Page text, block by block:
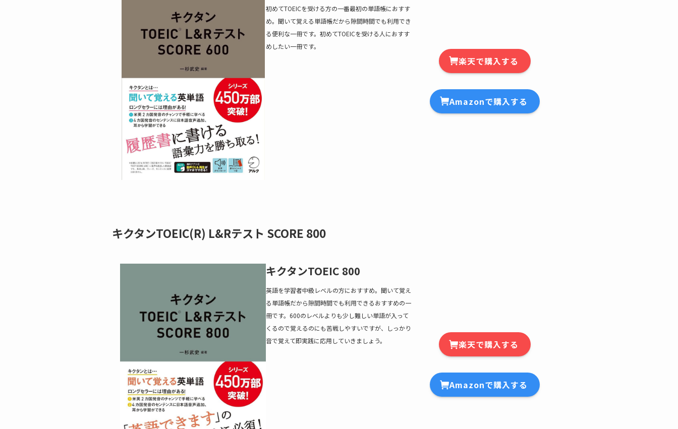
初めてTOEICを受ける方の一番最初の単語帳におすす
め。聞いて覚える単語帳だから隙間時間でも利用でき
る便利な一冊です。初めてTOEICを受ける人におすす
めしたい一冊です。
楽天で購入する
Amazonで購入する
キクタンTOEIC(R) L&Rテスト SCORE 800
キクタンTOEIC 800
英語を学習者中級レベルの方におすすめ。聞いて覚え
る単語帳だから隙間時間でも利用できるおすすめの一
冊です。600のレベルよりも少し難しい単語が入って
くるので覚えるのにも苦戦しやすいですが、しっかり
音で覚えて即実践に応用していきましょう。
楽天で購入する
Amazonで購入する